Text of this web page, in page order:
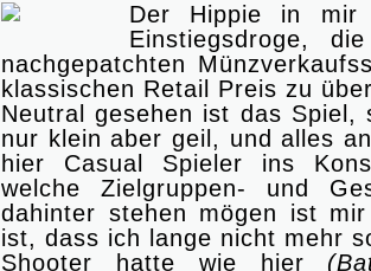
Der Hippie in mir
Einstiegsdroge,
nachgepatchten
klassischen Retail Preis zu
Neutral gesehen ist das
nur klein aber geil, und alles
hier Casual Spieler ins
welche Zielgruppen- und
dahinter stehen mögen ist
ist, dass ich lange nicht mehr
Shooter hatte wie hier